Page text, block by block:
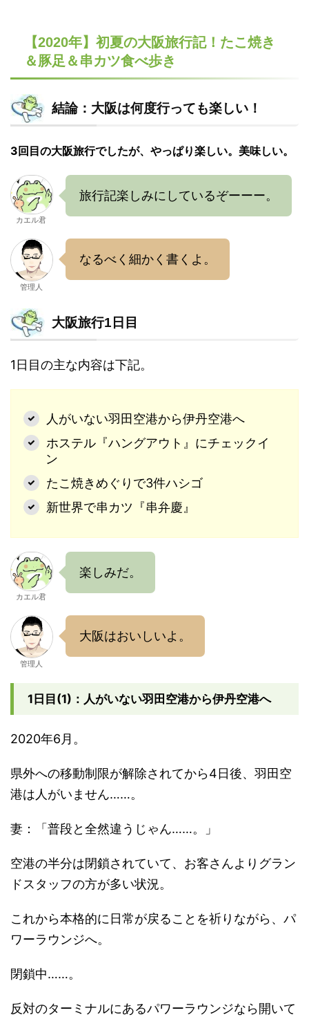
【2020年】初夏の大阪旅行記！たこ焼き
＆豚足＆串カツ食べ歩き
結論：大阪は何度行っても楽しい！
3回目の大阪旅行でしたが、やっぱり楽しい。美味しい。
カエル君
旅行記楽しみにしているぞーーー。
管理人
なるべく細かく書くよ。
大阪旅行1日目
1日目の主な内容は下記。
人がいない羽田空港から伊丹空港へ
ホステル『ハングアウト』にチェックイ
ン
たこ焼きめぐりで3件ハシゴ
新世界で串カツ『串弁慶』
カエル君
楽しみだ。
管理人
大阪はおいしいよ。
1日目(1)：人がいない羽田空港から伊丹空港へ
2020年6月。
県外への移動制限が解除されてから4日後、羽田空
港は人がいません……。
妻：「普段と全然違うじゃん……。」
空港の半分は閉鎖されていて、お客さんよりグラン
ドスタッフの方が多い状況。
これから本格的に日常が戻ることを祈りながら、パ
ワーラウンジへ。
閉鎖中……。
反対のターミナルにあるパワーラウンジなら開いて